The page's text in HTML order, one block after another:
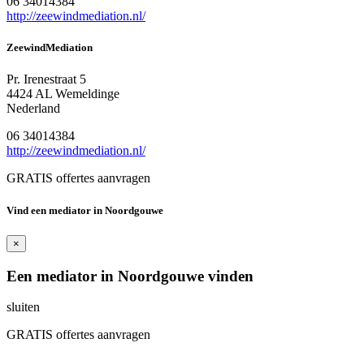
http://zeewindmediation.nl/
ZeewindMediation
Pr. Irenestraat 5
4424 AL Wemeldinge
Nederland
06 34014384
http://zeewindmediation.nl/
GRATIS offertes aanvragen
Vind een mediator in Noordgouwe
×
Een mediator in Noordgouwe vinden
sluiten
GRATIS offertes aanvragen